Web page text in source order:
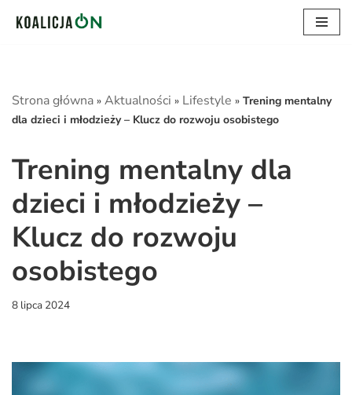
Strona główna » Aktualności » Lifestyle » Trening mentalny
dla dzieci i młodzieży – Klucz do rozwoju osobistego
Trening mentalny dla
dzieci i młodzieży –
Klucz do rozwoju
osobistego
8 lipca 2024